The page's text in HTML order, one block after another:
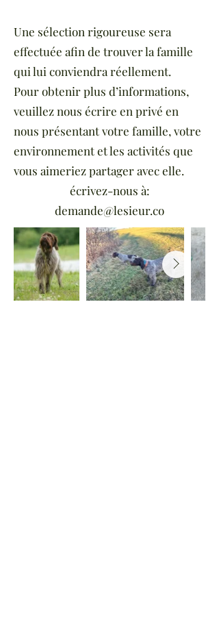
Une sélection rigoureuse sera
effectuée afin de trouver la famille
qui lui conviendra réellement.
Pour obtenir plus d’informations,
veuillez nous écrire en privé en
nous présentant votre famille, votre
environnement et les activités que
vous aimeriez partager avec elle.
écrivez-nous à:
demande@lesieur.co